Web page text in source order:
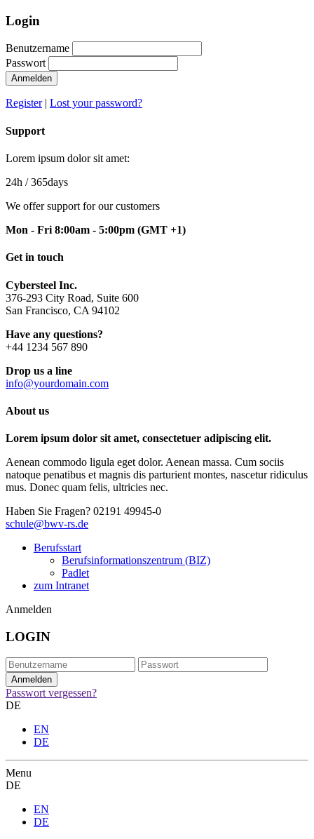
Login
Benutzername
Passwort
Anmelden
Register| Lost your password?
Support
Lorem ipsum dolor sit amet:
24h / 365days
We offer support for our customers
Mon - Fri 8:00am - 5:00pm (GMT +1)
Get in touch
Cybersteel Inc.
376-293 City Road, Suite 600
San Francisco, CA 94102
Have any questions?
+44 1234 567 890
Drop us a line
info@yourdomain.com
About us
Lorem ipsum dolor sit amet, consectetuer adipiscing elit.
Aenean commodo ligula eget dolor. Aenean massa. Cum sociis
natoque penatibus et magnis dis parturient montes, nascetur ridiculus
mus. Donec quam felis, ultricies nec.
Haben Sie Fragen? 02191 49945-0
schule@bwv-rs.de
Berufsstart
Berufsinformationszentrum (BIZ)
Padlet
zum Intranet
Anmelden
LOGIN
Passwort vergessen?
DE
EN
DE
Menu
DE
EN
DE